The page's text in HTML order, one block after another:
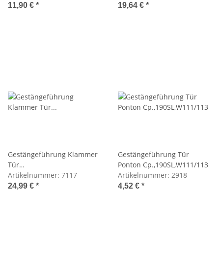
11,90 € * 19,64 € *
Gestängeführung Klammer
Tür
Ponton,190/300SL,W100/111/113
Artikelnummer: 7117
24,99 € *
Gestängeführung Tür
Ponton Cp.,190SL,W111/113
Artikelnummer: 2918
4,52 € *